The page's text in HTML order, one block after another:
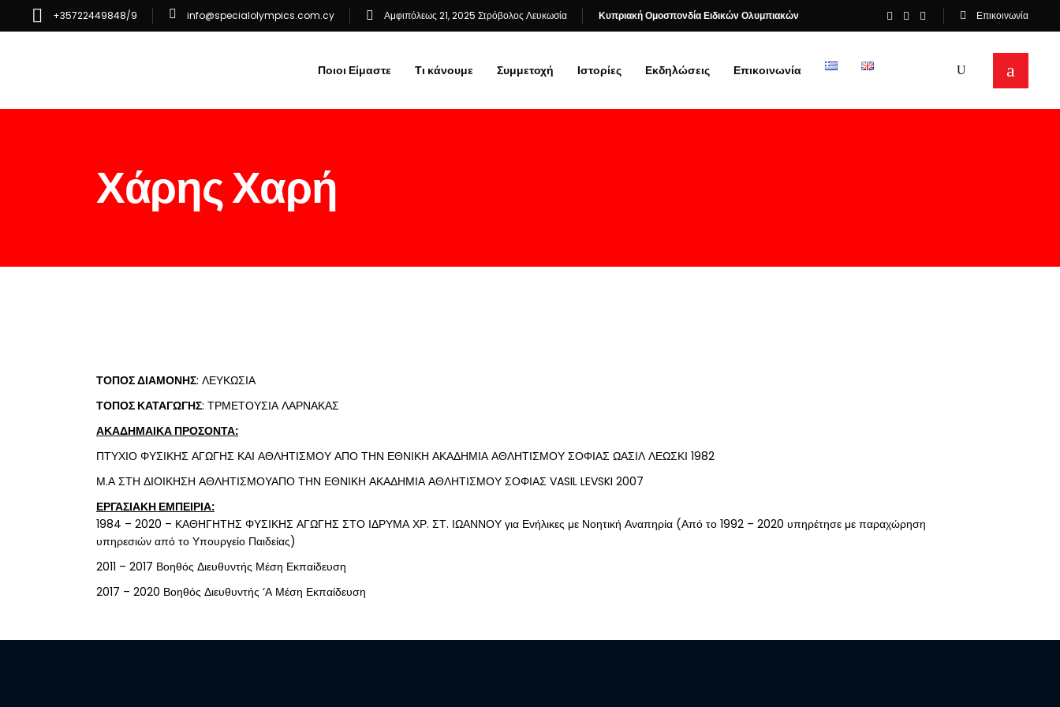
+35722449848/9 info@specialolympics.com.cy Αμφιπόλεως 21, 2025 Στρόβολος Λευκωσία Κυπριακή Ομοσπονδία Ειδικών Ολυμπιακών Επικοινωνία
Ποιοι Είμαστε Τι κάνουμε Συμμετοχή Ιστορίες Εκδηλώσεις Επικοινωνία
Χάρης Χαρή
ΤΟΠΟΣ ΔΙΑΜΟΝΗΣ: ΛΕΥΚΩΣΙΑ
ΤΟΠΟΣ ΚΑΤΑΓΩΓΗΣ: ΤΡΜΕΤΟΥΣΙΑ ΛΑΡΝΑΚΑΣ
ΑΚΑΔΗΜΑΙΚΑ ΠΡΟΣΟΝΤΑ:
ΠΤΥΧΙΟ ΦΥΣΙΚΗΣ ΑΓΩΓΗΣ ΚΑΙ ΑΘΛΗΤΙΣΜΟΥ ΑΠΟ ΤΗΝ ΕΘΝΙΚΗ ΑΚΑΔΗΜΙΑ ΑΘΛΗΤΙΣΜΟΥ ΣΟΦΙΑΣ ΩΑΣΙΛ ΛΕΩΣΚΙ 1982
Μ.Α ΣΤΗ ΔΙΟΙΚΗΣΗ ΑΘΛΗΤΙΣΜΟΥΑΠΟ ΤΗΝ ΕΘΝΙΚΗ ΑΚΑΔΗΜΙΑ ΑΘΛΗΤΙΣΜΟΥ ΣΟΦΙΑΣ VASIL LEVSKI 2007
ΕΡΓΑΣΙΑΚΗ ΕΜΠΕΙΡΙΑ:
1984 – 2020 – ΚΑΘΗΓΗΤΗΣ ΦΥΣΙΚΗΣ ΑΓΩΓΗΣ ΣΤΟ ΙΔΡΥΜΑ ΧΡ. ΣΤ. ΙΩΑΝΝΟΥ για Ενήλικες με Νοητική Αναπηρία (Από το 1992 – 2020 υπηρέτησε με παραχώρηση
υπηρεσιών από το Υπουργείο Παιδείας)
2011 – 2017 Βοηθός Διευθυντής Μέση Εκπαίδευση
2017 – 2020 Βοηθός Διευθυντής ‘Α Μέση Εκπαίδευση